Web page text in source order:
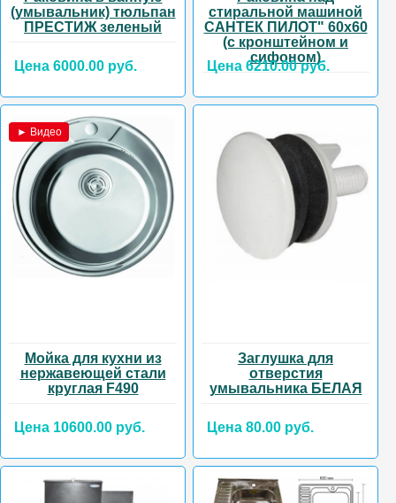
(умывальник) тюльпан
ПРЕСТИЖ зеленый
Цена 6000.00 руб.
стиральной машиной
САНТЕК ПИЛОТ" 60х60
(с кронштейном и
сифоном)
Цена 6210.00 руб.
► Видео
Мойка для кухни из
нержавеющей стали
круглая F490
Цена 10600.00 руб.
Заглушка для
отверстия
умывальника БЕЛАЯ
Цена 80.00 руб.